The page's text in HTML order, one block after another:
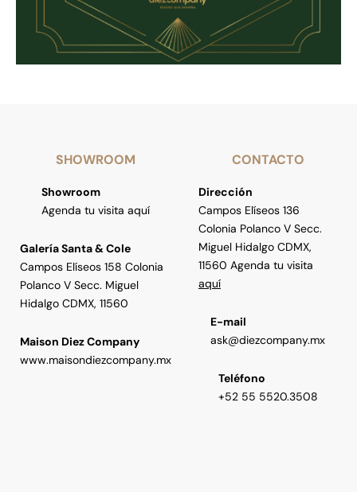
SHOWROOM
Showroom
Agenda tu visita aquí
Galería Santa & Cole
Campos Elíseos 158 Colonia
Polanco V Secc. Miguel
Hidalgo CDMX, 11560
Maison Diez Company
www.maisondiezcompany.mx
CONTACTO
Dirección
Campos Elíseos 136
Colonia Polanco V Secc.
Miguel Hidalgo CDMX,
11560 Agenda tu visita
aquí
E-mail
ask@diezcompany.mx
Teléfono
+52 55 5520.3508